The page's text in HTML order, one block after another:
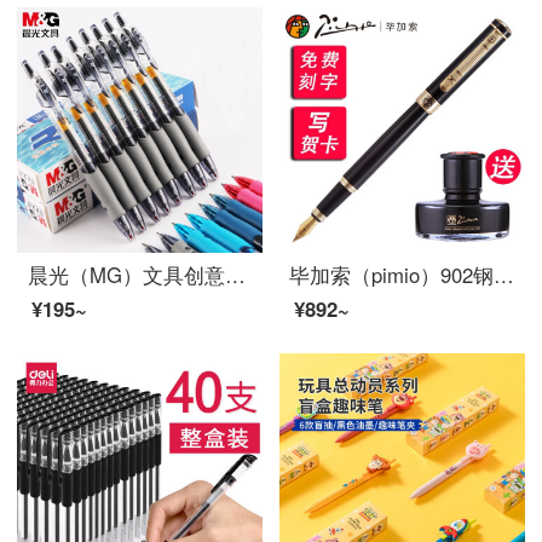
晨光（MG）文具创意者系列按动子弹头中性笔签字笔水笔 GP1008 GP1008黑色12支
¥195~
毕加索（pimio）902钢笔艺术签名笔美工笔弯头弯尖硬笔书法男士成人高档签字签名学生用商务定制刻字 纯黑金夹0.5mm直尖钢笔
¥892~